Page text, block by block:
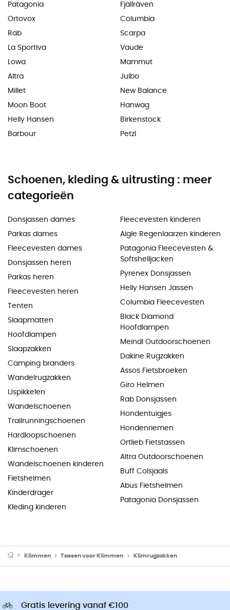
Patagonia
Ortovox
Rab
La Sportiva
Lowa
Altra
Millet
Moon Boot
Helly Hansen
Barbour
Fjällräven
Columbia
Scarpa
Vaude
Mammut
Julbo
New Balance
Hanwag
Birkenstock
Petzl
Schoenen, kleding & uitrusting : meer
categorieën
Donsjassen dames
Parkas dames
Fleecevesten dames
Donsjassen heren
Parkas heren
Fleecevesten heren
Tenten
Slaapmatten
Hoofdlampen
Slaapzakken
Camping branders
Wandelrugzakken
IJspikkelen
Wandelschoenen
Trailrunningschoenen
Hardloopschoenen
Klimschoenen
Wandelschoenen kinderen
Fietshelmen
Kinderdrager
Kleding kinderen
Fleecevesten kinderen
Aigle Regenlaarzen kinderen
Patagonia Fleecevesten &
Softshelljacken
Pyrenex Donsjassen
Helly Hansen Jassen
Columbia Fleecevesten
Black Diamond
Hoofdlampen
Meindl Outdoorschoenen
Dakine Rugzakken
Assos Fietsbroeken
Giro Helmen
Rab Donsjassen
Hondentuigjes
Hondenriemen
Ortlieb Fietstassen
Altra Outdoorschoenen
Buff Colsjaals
Abus Fietshelmen
Patagonia Donsjassen
Klimmen Tassen voor Klimmen Klimrugzakken
Gratis levering vanaf €100